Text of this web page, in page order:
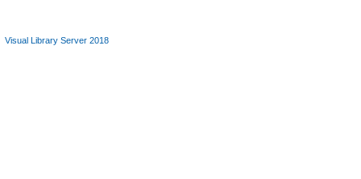
Visual Library Server 2018